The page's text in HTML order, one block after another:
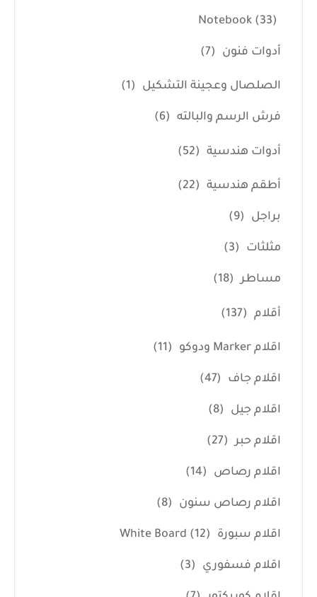
Notebook (33)
أدوات فنون (7)
الصلصال وعجينة التشكيل (1)
فرش الرسم والبالته (6)
أدوات هندسية (52)
أطقم هندسية (22)
براجل (9)
مثلثات (3)
مساطر (18)
أقلام (137)
اقلام Marker ودوكو (11)
اقلام جاف (47)
اقلام جيل (8)
اقلام حبر (27)
اقلام رصاص (14)
اقلام رصاص سنون (8)
اقلام سبورة White Board (12)
اقلام فسفوري (3)